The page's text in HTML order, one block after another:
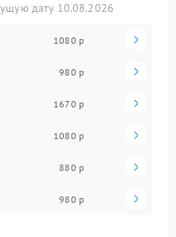
дату 10.08.2026
1080 р
980 р
1670 р
1080 р
880 р
980 р